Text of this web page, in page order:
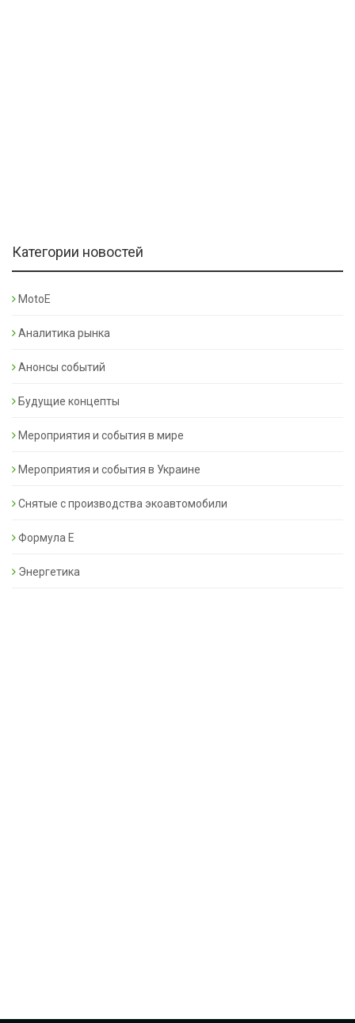
Категории новостей
MotoE
Аналитика рынка
Анонсы событий
Будущие концепты
Мероприятия и события в мире
Мероприятия и события в Украине
Снятые с производства экоавтомобили
Формула Е
Энергетика